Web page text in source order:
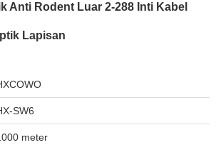
Anti Rodent Luar 2-288 Inti Kabel
Lapisan
SW6
meter